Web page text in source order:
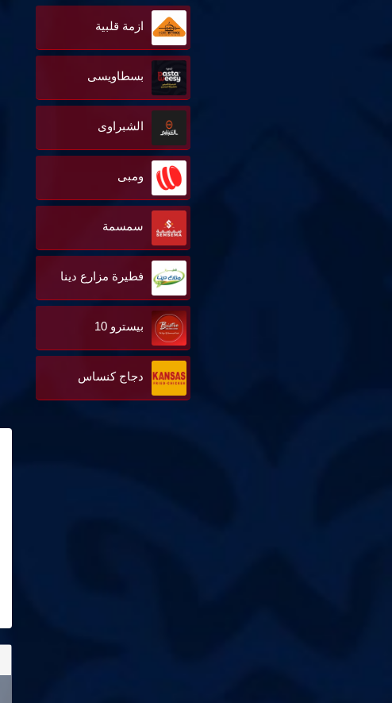
ازمة قلبية
بسطاويسى
الشبراوى
ومبى
سمسمة
فطيرة مزارع دينا
بيسترو 10
دجاج كنساس